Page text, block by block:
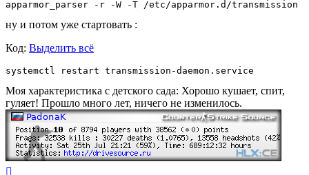
apparmor_parser -r -W -T /etc/apparmor.d/transmission
ну и потом уже стартовать :
Код: Выделить всё
systemctl restart transmission-daemon.service
Моя характеристика с детского сада: Хорошо кушает, спит,
гуляет! Прошло много лет, ничего не изменилось.